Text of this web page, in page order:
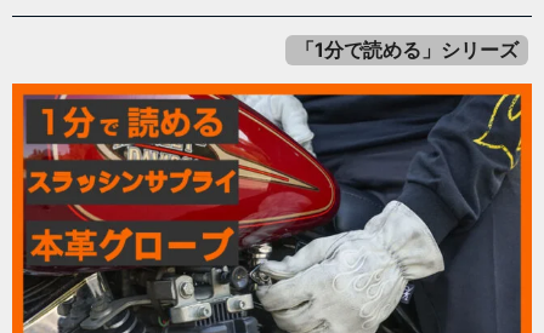
「1分で読める」シリーズ